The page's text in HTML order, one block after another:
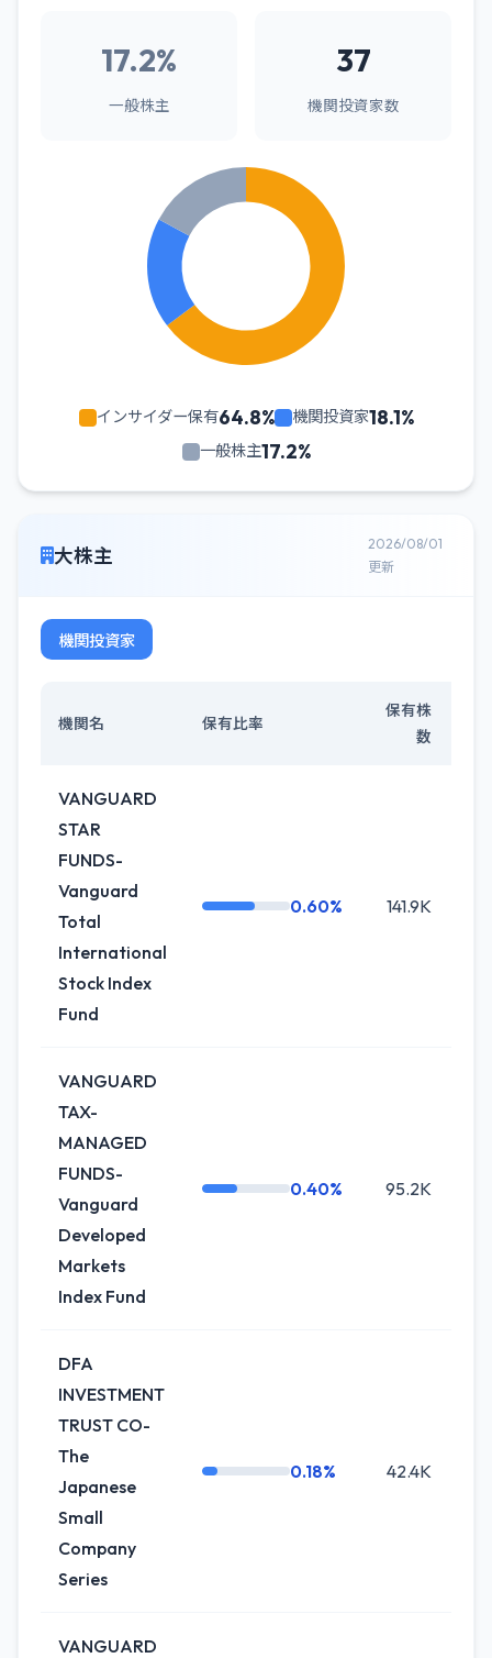
17.2%
一般株主
37
機関投資家数
インサイダー保有64.8% 機関投資家18.1%
一般株主17.2%
大株主
2026/08/01
更新
機関投資家
機関名 保有比率
保有株
数
VANGUARD
STAR
FUNDS-
Vanguard
Total
International
Stock Index
Fund
0.60% 141.9K
VANGUARD
TAX-
MANAGED
FUNDS-
Vanguard
Developed
Markets
Index Fund
0.40% 95.2K
DFA
INVESTMENT
TRUST CO-
The
Japanese
Small
Company
Series
0.18% 42.4K
VANGUARD